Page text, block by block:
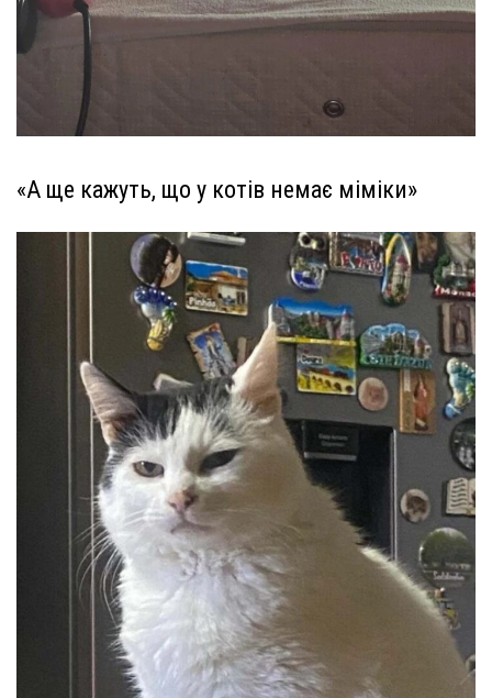
«А ще кажуть, що у котів немає міміки»